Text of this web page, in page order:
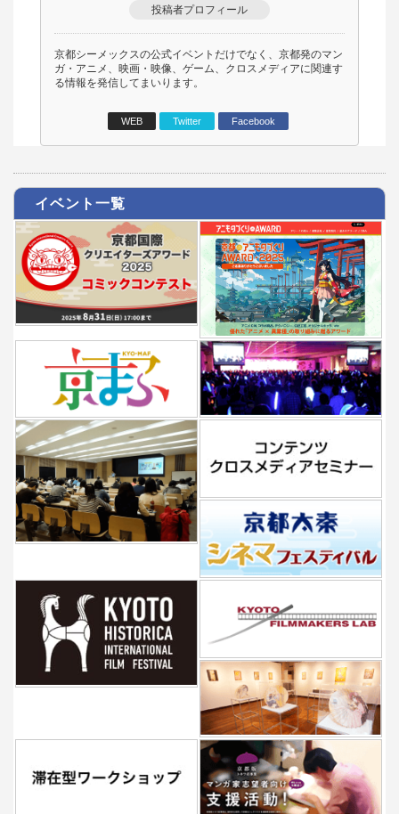
投稿者プロフィール
京都シーメックスの公式イベントだけでなく、京都発のマン
ガ・アニメ、映画・映像、ゲーム、クロスメディアに関連す
る情報を発信してまいります。
WEB Twitter Facebook
イベント一覧